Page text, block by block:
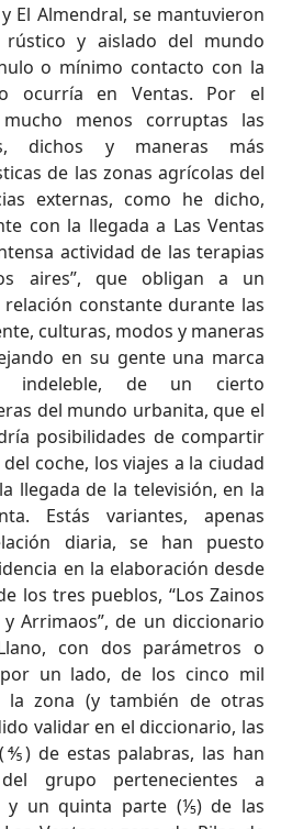
El Almendral, se mantuvieron
y aislado del mundo
o mínimo contacto con la
ocurría en Ventas. Por el
menos corruptas las
dichos y maneras más
de las zonas agrícolas del
externas, como he dicho,
con la llegada a Las Ventas
actividad de las terapias
aires”, que obligan a un
constante durante las
culturas, modos y maneras
en su gente una marca
de un cierto
del mundo urbanita, que el
posibilidades de compartir
coche, los viajes a la ciudad
llegada de la televisión, en la
Estás variantes, apenas
diaria, se han puesto
en la elaboración desde
los tres pueblos, “Los Zainos
Arrimaos”, de un diccionario
con dos parámetros o
un lado, de los cinco mil
la zona (y también de otras
validar en el diccionario, las
de estas palabras, las han
grupo pertenecientes a
y un quinta parte (⅕) de las